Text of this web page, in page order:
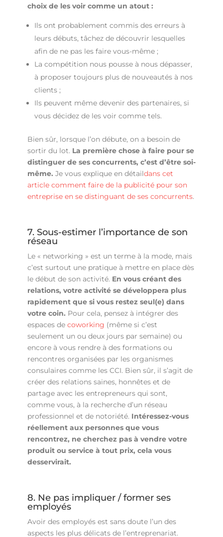
choix de les voir comme un atout :
Ils ont probablement commis des erreurs à
leurs débuts, tâchez de découvrir lesquelles
afin de ne pas les faire vous-même ;
La compétition nous pousse à nous dépasser,
à proposer toujours plus de nouveautés à nos
clients ;
Ils peuvent même devenir des partenaires, si
vous décidez de les voir comme tels.
Bien sûr, lorsque l’on débute, on a besoin de
sortir du lot. La première chose à faire pour se
distinguer de ses concurrents, c’est d’être soi-
même. Je vous explique en détaildans cet
article comment faire de la publicité pour son
entreprise en se distinguant de ses concurrents.
7. Sous-estimer l’importance de son
réseau
Le « networking » est un terme à la mode, mais
c’est surtout une pratique à mettre en place dès
le début de son activité. En vous créant des
relations, votre activité se développera plus
rapidement que si vous restez seul(e) dans
votre coin. Pour cela, pensez à intégrer des
espaces de coworking (même si c’est
seulement un ou deux jours par semaine) ou
encore à vous rendre à des formations ou
rencontres organisées par les organismes
consulaires comme les CCI. Bien sûr, il s’agit de
créer des relations saines, honnêtes et de
partage avec les entrepreneurs qui sont,
comme vous, à la recherche d’un réseau
professionnel et de notoriété. Intéressez-vous
réellement aux personnes que vous
rencontrez, ne cherchez pas à vendre votre
produit ou service à tout prix, cela vous
desservirait.
8. Ne pas impliquer / former ses
employés
Avoir des employés est sans doute l’un des
aspects les plus délicats de l’entreprenariat.